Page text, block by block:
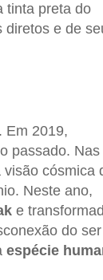
tinta preta do
diretos e de
Em 2019,
passado. Nas
cósmica
Neste ano,
e
do ser
espécie